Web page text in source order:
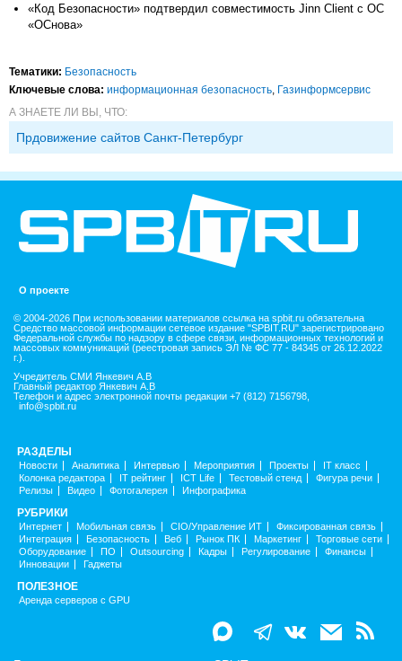
«Код Безопасности» подтвердил совместимость Jinn Client с OC
«ОСнова»
Тематики: Безопасность
Ключевые слова: информационная безопасность, Газинформсервис
А ЗНАЕТЕ ЛИ ВЫ, ЧТО:
Прдовижение сайтов Санкт-Петербург
О проекте
© 2004-2026 При использовании материалов ссылка на spbit.ru обязательна
Средство массовой информации сетевое издание "SPBIT.RU" зарегистрировано
Федеральной службы по надзору в сфере связи, информационных технологий и
массовых коммуникаций (реестровая запись ЭЛ № ФС 77 - 84345 от 26.12.2022
г.).
Учредитель СМИ Янкевич А.В
Главный редактор Янкевич А.В
Телефон и адрес электронной почты редакции +7 (812) 7156798,
info@spbit.ru
РАЗДЕЛЫ
Новости Аналитика Интервью Мероприятия Проекты
IT класс
Колонка редактора
IT рейтинг ICT Life Тестовый стенд
Фигура речи
Релизы
Видео Фотогалерея Инфографика
РУБРИКИ
Интернет Мобильная связь CIO/Управление ИТ
Фиксированная связь
Интеграция
Безопасность Веб Рынок ПК Маркетинг
Торговые сети
Оборудование
ПО Outsourcing Кадры Регулирование
Финансы
Инновации
Гаджеты
ПОЛЕЗНОЕ
Аренда серверов с GPU